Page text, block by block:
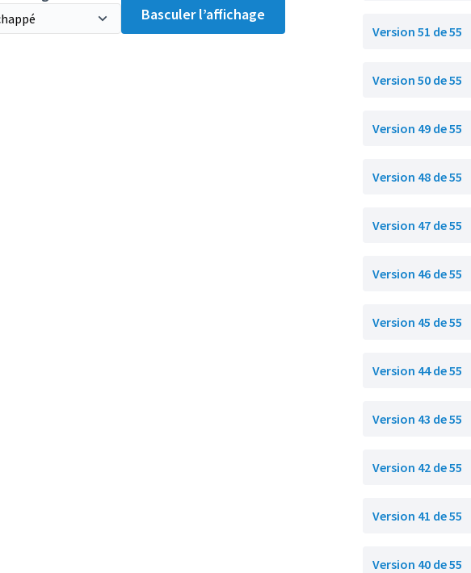
Basculer l’affichage
Version 51 de 55
Version 50 de 55
Version 49 de 55
Version 48 de 55
Version 47 de 55
Version 46 de 55
Version 45 de 55
Version 44 de 55
Version 43 de 55
Version 42 de 55
Version 41 de 55
Version 40 de 55